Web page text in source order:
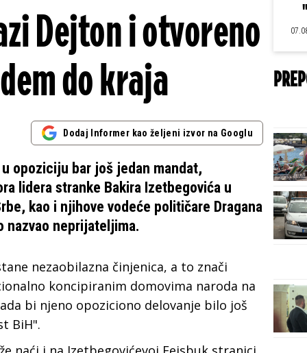
Dejton i otvoreno
do kraja
Dodaj Informer kao željeni izvor na Googlu
opoziciju bar još jedan mandat,
lidera stranke Bakira Izetbegovića u
kao i njihove vodeće političare Dragana
nazvao neprijateljima.
nezaobilazna činjenica, a to znači
koncipiranim domovima naroda na
bi njeno opoziciono delovanje bilo još
BiH".